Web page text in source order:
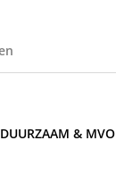
DUURZAAM & MVO